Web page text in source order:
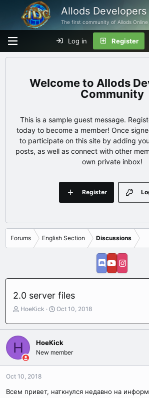
Allods
The first community of Allods Online
Log in Register
Allods
Community
This is a sample guest message.
today to become a member! Once
to participate on this site by adding
posts, as well as connect with other
own private inbox!
Register
Forums English Section Discussions
2.0 server files
T
r
e
a
d
a
r
HoeKick
S
a
t
d
Oct 10, 2018
H HoeKick
New member
Oct 10, 2018
Всем привет, наткнулся недавно на